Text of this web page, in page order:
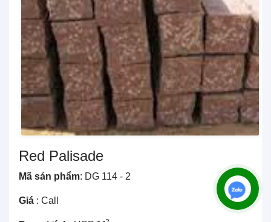
Red Palisade
Mã sản phẩm: DG 114 - 2
Giá : Call